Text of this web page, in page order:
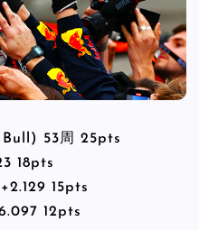
Bull) 53周 25pts
18pts
15pts
12pts